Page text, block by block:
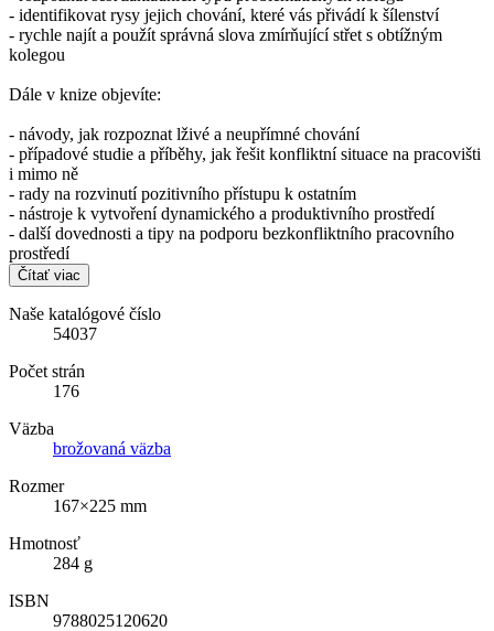
- identifikovat rysy jejich chování, které vás přivádí k šílenství
- rychle najít a použít správná slova zmírňující střet s obtížným
kolegou
Dále v knize objevíte:
- návody, jak rozpoznat lživé a neupřímné chování
- případové studie a příběhy, jak řešit konfliktní situace na pracovišti
i mimo ně
- rady na rozvinutí pozitivního přístupu k ostatním
- nástroje k vytvoření dynamického a produktivního prostředí
- další dovednosti a tipy na podporu bezkonfliktního pracovního
prostředí
Čítať viac
Naše katalógové číslo
54037
Počet strán
176
Väzba
brožovaná väzba
Rozmer
167×225 mm
Hmotnosť
284 g
ISBN
9788025120620